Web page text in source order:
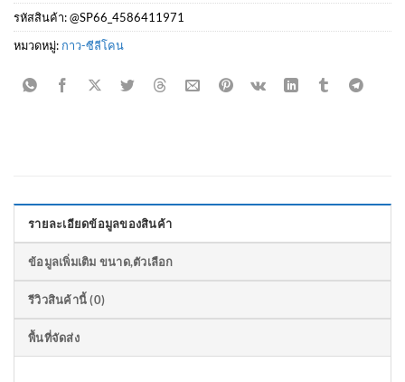
รหัสสินค้า:@SP66_4586411971
หมวดหมู่: กาว-ซีลีโคน
รายละเอียดข้อมูลของสินค้า
ข้อมูลเพิ่มเติม ขนาด,ตัวเลือก
รีวิวสินค้านี้ (0)
พื้นที่จัดส่ง